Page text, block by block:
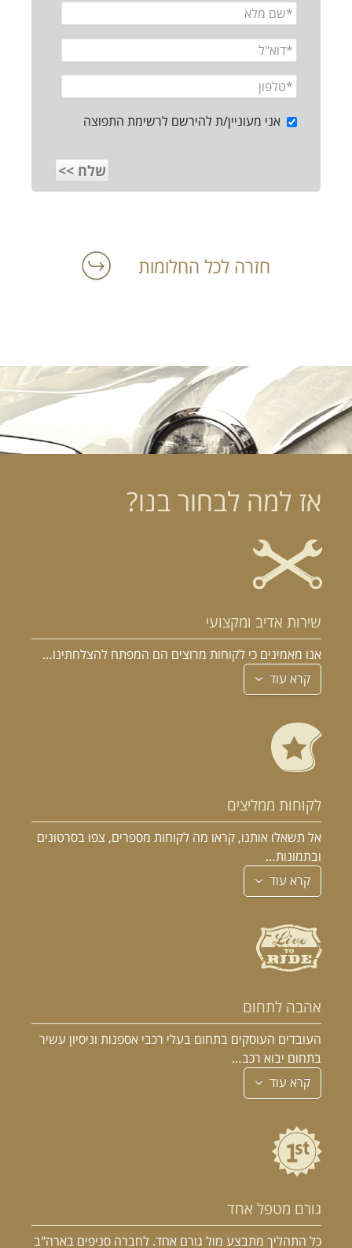
אני מעוניין/ת להירשם לרשימת התפוצה
חזרה לכל החלומות
אז למה לבחור בנו?
שירות אדיב ומקצועי
אנו מאמינים כי לקוחות מרוצים הם המפתח להצלחתינו…
קרא עוד
לקוחות ממליצים
אל תשאלו אותנו, קראו מה לקוחות מספרים, צפו בסרטונים
ובתמונות…
קרא עוד
אהבה לתחום
העובדים העוסקים בתחום בעלי רכבי אספנות וניסיון עשיר
בתחום יבוא רכב…
קרא עוד
גורם מטפל אחד
כל התהליך מתבצע מול גורם אחד. לחברה סניפים בארה"ב